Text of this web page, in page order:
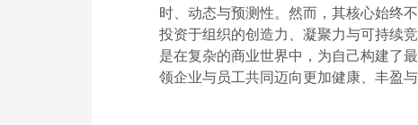
时、动态与预测性。然而，其核心始终
投资于组织的创造力、凝聚力与可持续
是在复杂的商业世界中，为自己构建了
领企业与员工共同迈向更加健康、丰盈与